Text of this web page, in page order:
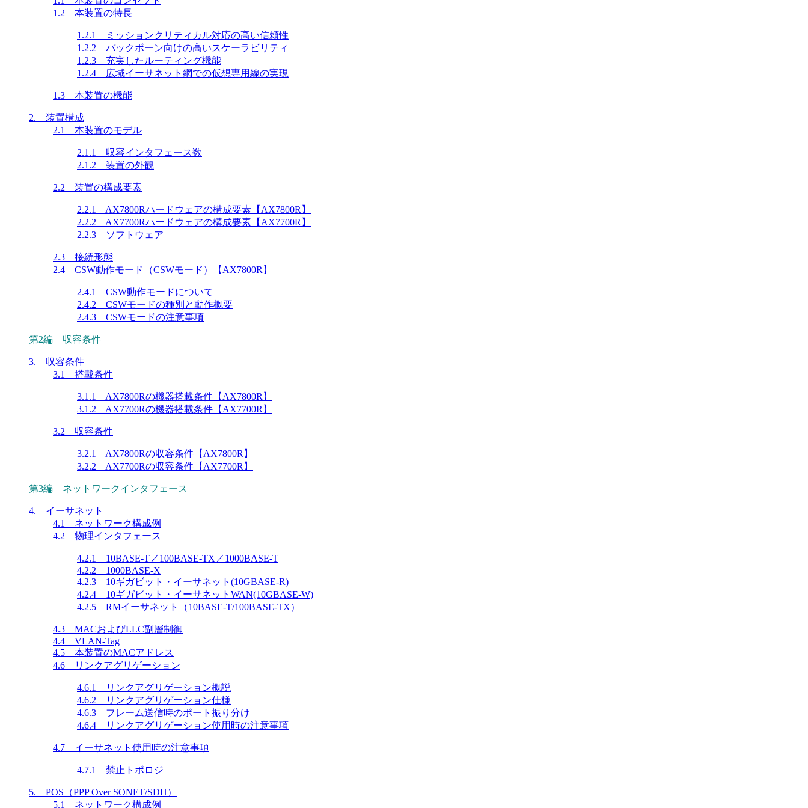
1.2 本装置の特長
1.2.1 ミッションクリティカル対応の高い信頼性
1.2.2 バックボーン向けの高いスケーラビリティ
1.2.3 充実したルーティング機能
1.2.4 広域イーサネット網での仮想専用線の実現
1.3 本装置の機能
2. 装置構成
2.1 本装置のモデル
2.1.1 収容インタフェース数
2.1.2 装置の外観
2.2 装置の構成要素
2.2.1 AX7800Rハードウェアの構成要素【AX7800R】
2.2.2 AX7700Rハードウェアの構成要素【AX7700R】
2.2.3 ソフトウェア
2.3 接続形態
2.4 CSW動作モード（CSWモード）【AX7800R】
2.4.1 CSW動作モードについて
2.4.2 CSWモードの種別と動作概要
2.4.3 CSWモードの注意事項
第2編 収容条件
3. 収容条件
3.1 搭載条件
3.1.1 AX7800Rの機器搭載条件【AX7800R】
3.1.2 AX7700Rの機器搭載条件【AX7700R】
3.2 収容条件
3.2.1 AX7800Rの収容条件【AX7800R】
3.2.2 AX7700Rの収容条件【AX7700R】
第3編 ネットワークインタフェース
4. イーサネット
4.1 ネットワーク構成例
4.2 物理インタフェース
4.2.1 10BASE-T／100BASE-TX／1000BASE-T
4.2.2 1000BASE-X
4.2.3 10ギガビット・イーサネット(10GBASE-R)
4.2.4 10ギガビット・イーサネットWAN(10GBASE-W)
4.2.5 RMイーサネット（10BASE-T/100BASE-TX）
4.3 MACおよびLLC副層制御
4.4 VLAN-Tag
4.5 本装置のMACアドレス
4.6 リンクアグリゲーション
4.6.1 リンクアグリゲーション概説
4.6.2 リンクアグリゲーション仕様
4.6.3 フレーム送信時のポート振り分け
4.6.4 リンクアグリゲーション使用時の注意事項
4.7 イーサネット使用時の注意事項
4.7.1 禁止トポロジ
5. POS（PPP Over SONET/SDH）
5.1 ネットワーク構成例